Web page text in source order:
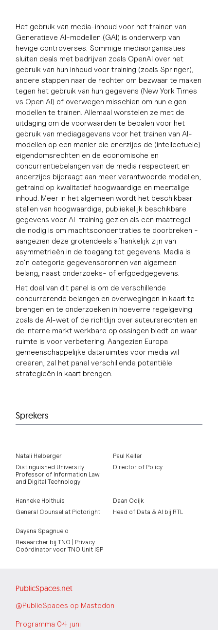
Het gebruik van media-inhoud voor het trainen van
Generatieve AI-modellen (GAI) is onderwerp van
hevige controverses. Sommige mediaorganisaties
sluiten deals met bedrijven zoals OpenAI over het
gebruik van hun inhoud voor training (zoals Springer),
andere stappen naar de rechter om bezwaar te maken
tegen het gebruik van hun gegevens (New York Times
vs Open AI) of overwegen misschien om hun eigen
modellen te trainen. Allemaal worstelen ze met de
uitdaging om de voorwaarden te bepalen voor het
gebruik van mediagegevens voor het trainen van AI-
modellen op een manier die enerzijds de (intellectuele)
eigendomsrechten en de economische en
concurrentiebelangen van de media respecteert en
anderzijds bijdraagt aan meer verantwoorde modellen,
getraind op kwalitatief hoogwaardige en meertalige
inhoud. Meer in het algemeen wordt het beschikbaar
stellen van hoogwaardige, publiekelijk beschikbare
gegevens voor AI-training gezien als een maatregel
die nodig is om machtsconcentraties te doorbreken -
aangezien deze grotendeels afhankelijk zijn van
asymmetrieën in de toegang tot gegevens. Media is
zo'n categorie gegevensbronnen van algemeen
belang, naast onderzoeks- of erfgoedgegevens.
Het doel van dit panel is om de verschillende
concurrerende belangen en overwegingen in kaart te
brengen en te onderzoeken in hoeverre regelgeving
zoals de AI-wet of de richtlijn over auteursrechten en
de interne markt werkbare oplossingen biedt en waar
ruimte is voor verbetering. Aangezien Europa
gemeenschappelijke dataruimtes voor media wil
creëren, zal het panel verschillende potentiële
strategieën in kaart brengen.
Sprekers
Natali Helberger
Distinguished University
Professor of Information Law
and Digital Technology
Paul Keller
Director of Policy
Hanneke Holthuis
General Counsel at Pictoright
Daan Odijk
Head of Data & AI bij RTL
Dayana Spagnuelo
Researcher bij TNO | Privacy
Coördinator voor TNO Unit ISP
PublicSpaces.net
@PublicSpaces op Mastodon
Programma 04 juni